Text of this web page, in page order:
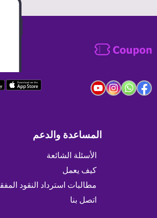
المساعدة والدعم
الأسئلة الشائعة
كيف يعمل
مطالبات استرداد النقود
اتصل بنا